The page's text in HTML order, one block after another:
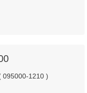
095000-1210 )